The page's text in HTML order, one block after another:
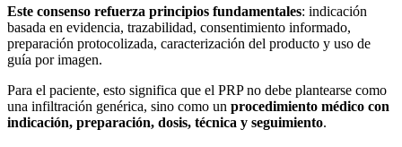
Este consenso refuerza principios fundamentales: indicación
basada en evidencia, trazabilidad, consentimiento informado,
preparación protocolizada, caracterización del producto y uso de
guía por imagen.
Para el paciente, esto significa que el PRP no debe plantearse como
una infiltración genérica, sino como un procedimiento médico con
indicación, preparación, dosis, técnica y seguimiento.